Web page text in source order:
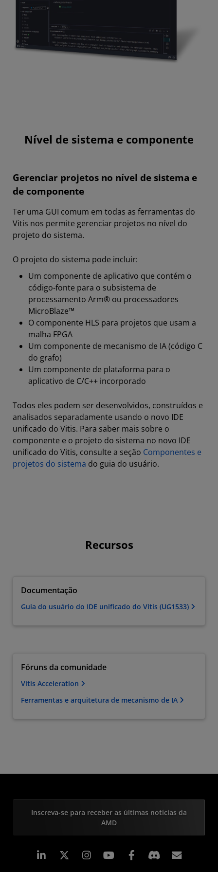
Nível de sistema e componente
Gerenciar projetos no nível de sistema e
de componente
Ter uma GUI comum em todas as ferramentas do
Vitis nos permite gerenciar projetos no nível do
projeto do sistema.
O projeto do sistema pode incluir:
Um componente de aplicativo que contém o
código-fonte para o subsistema de
processamento Arm® ou processadores
MicroBlaze™
O componente HLS para projetos que usam a
malha FPGA
Um componente de mecanismo de IA (código C
do grafo)
Um componente de plataforma para o
aplicativo de C/C++ incorporado
Todos eles podem ser desenvolvidos, construídos e
analisados separadamente usando o novo IDE
unificado do Vitis. Para saber mais sobre o
componente e o projeto do sistema no novo IDE
unificado do Vitis, consulte a seção Componentes e
projetos do sistema do guia do usuário.
Recursos
Documentação
Guia do usuário do IDE unificado do Vitis (UG1533)
Fóruns da comunidade
Vitis Acceleration
Ferramentas e arquitetura de mecanismo de IA
Inscreva-se para receber as últimas notícias da
AMD
Linkedin Instagram Facebook